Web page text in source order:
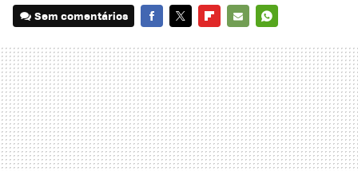
Sem comentários
MAIL